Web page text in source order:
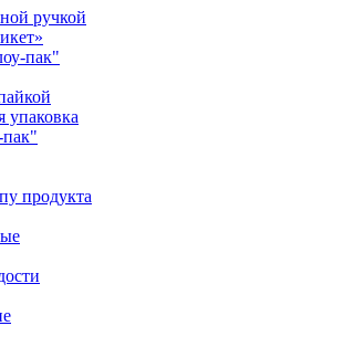
ручкой
пак"
упаковка
продукта